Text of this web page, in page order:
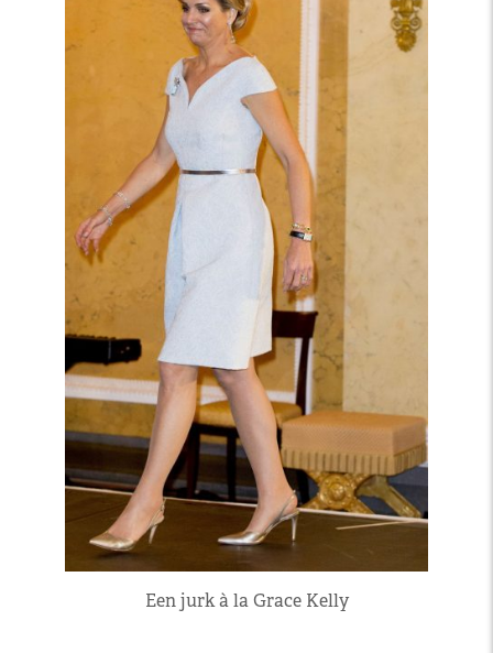
Een jurk à la Grace Kelly